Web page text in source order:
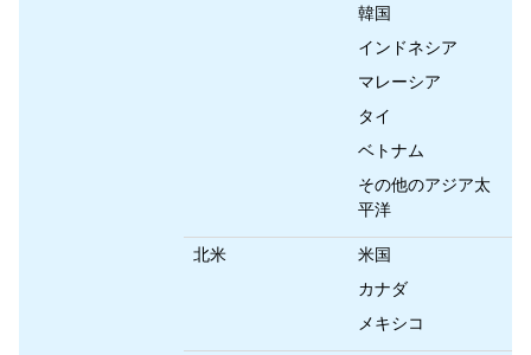
韓国
インドネシア
マレーシア
タイ
ベトナム
その他のアジア太
平洋
北米
米国
カナダ
メキシコ